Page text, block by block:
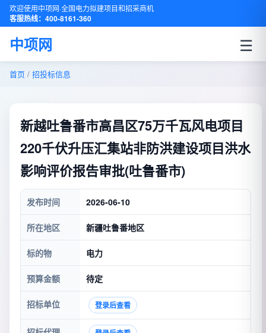
欢迎使用中项网·全国电力拟建项目和招采商机
客服热线：400-8161-360
中项网 ☰
首页 / 招投标信息
新越吐鲁番市高昌区75万千瓦风电项目
220千伏升压汇集站非防洪建设项目洪水
影响评价报告审批(吐鲁番市)
发布时间 2026-06-10
所在地区 新疆吐鲁番地区
标的物 电力
预算金额 待定
招标单位 登录后查看